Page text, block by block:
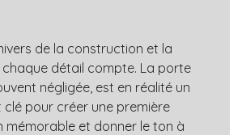
de la construction et la
détail compte. La porte
négligée, est en réalité un
clé pour créer une première
mémorable et donner le ton à